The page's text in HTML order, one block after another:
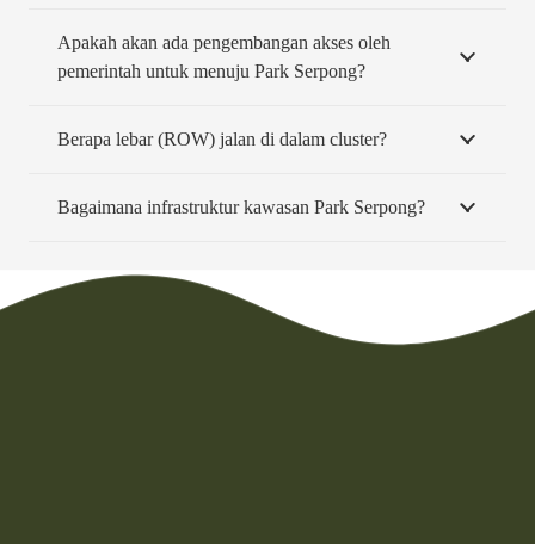
Apakah akan ada pengembangan akses oleh
pemerintah untuk menuju Park Serpong?
Berapa lebar (ROW) jalan di dalam cluster?
Bagaimana infrastruktur kawasan Park Serpong?